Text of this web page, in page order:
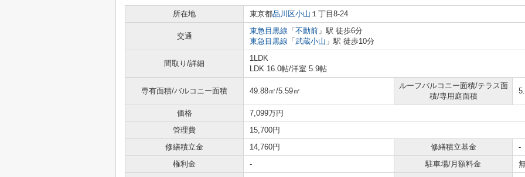
所在地 東京都品川区小山 １丁目8-24
交通
東急目黒線 「 不動前 」駅 徒歩6分
東急目黒線 「 武蔵小山 」駅 徒歩10分
間取り/詳細
1LDK
LDK 16.0帖/洋室 5.9帖
専有面積/バルコニー面積 49.88㎡/5.59㎡
ルーフバルコニー面積/テラス面
積/専用庭面積
価格
7,099万円
管理費
15,700円
修繕積立金
14,760円 修繕積立基金
-
権利金
- 駐車場/月額料金